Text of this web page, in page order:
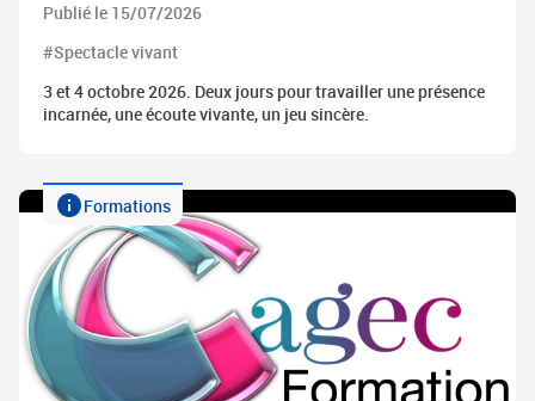
Publié le 15/07/2026
#Spectacle vivant
3 et 4 octobre 2026. Deux jours pour travailler une présence
incarnée, une écoute vivante, un jeu sincère.
Formations